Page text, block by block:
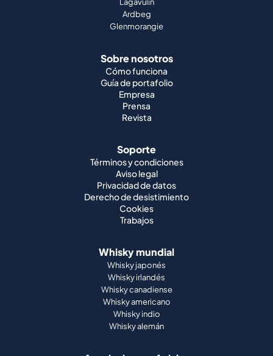
Ardbeg
Glenmorangie
Sobre nosotros
Cómo funciona
Guía de portafolio
Empresa
Prensa
Revista
Soporte
Términos y condiciones
Aviso legal
Privacidad de datos
Derecho de desistimiento
Cookies
Trabajos
Whisky mundial
Whisky japonés
Whisky irlandés
Whisky canadiense
Whisky americano
Whisky indio
Whisky alemán